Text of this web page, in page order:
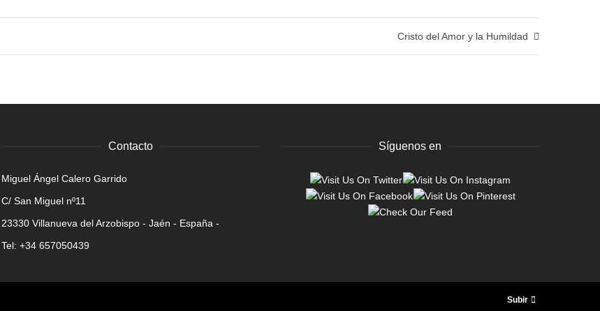
Cristo del Amor y la Humildad
Contacto
Miguel Ángel Calero Garrido
C/ San Miguel nº11
23330 Villanueva del Arzobispo - Jaén - España -
Tel: +34 657050439
Síguenos en
Subir